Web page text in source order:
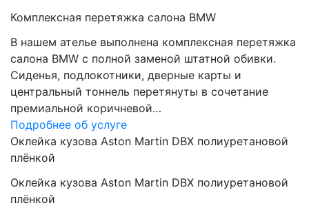
Комплексная перетяжка салона BMW
В нашем ателье выполнена комплексная перетяжка
салона BMW с полной заменой штатной обивки.
Сиденья, подлокотники, дверные карты и
центральный тоннель перетянуты в сочетание
премиальной коричневой…
Подробнее об услуге
Оклейка кузова Aston Martin DBX полиуретановой
плёнкой
Оклейка кузова Aston Martin DBX полиуретановой
плёнкой